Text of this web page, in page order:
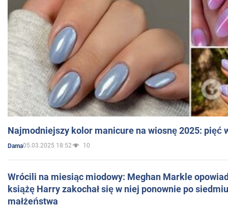
Najmodniejszy kolor manicure na wiosnę 2025: pięć
Dama05.03.2025 18:52 10
Wrócili na miesiąc miodowy: Meghan Markle
książę Harry zakochał się w niej ponownie po
małżeństwa